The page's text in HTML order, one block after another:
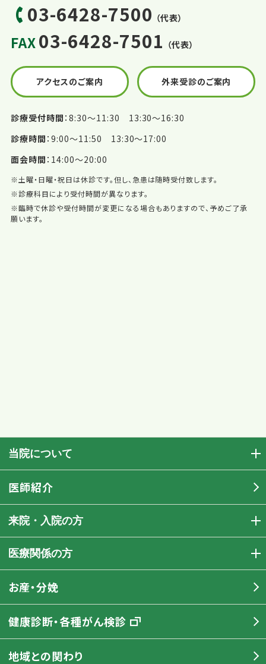
03-6428-7500 （代表）
FAX03-6428-7501 （代表）
アクセスのご案内 外来受診のご案内
診療受付時間 8:30〜11:30 13:30〜16:30
診療時間 9:00〜11:50 13:30〜17:00
面会時間 14:00〜20:00
※土曜・日曜・祝日は休診です。但し、急患は随時受付致します。
※診療科目により受付時間が異なります。
※臨時で休診や受付時間が変更になる場合もありますので、予めご了承
願います。
当院について
医師紹介
来院・入院の方
医療関係の方
お産・分娩
健康診断・各種がん検診
地域との関わり